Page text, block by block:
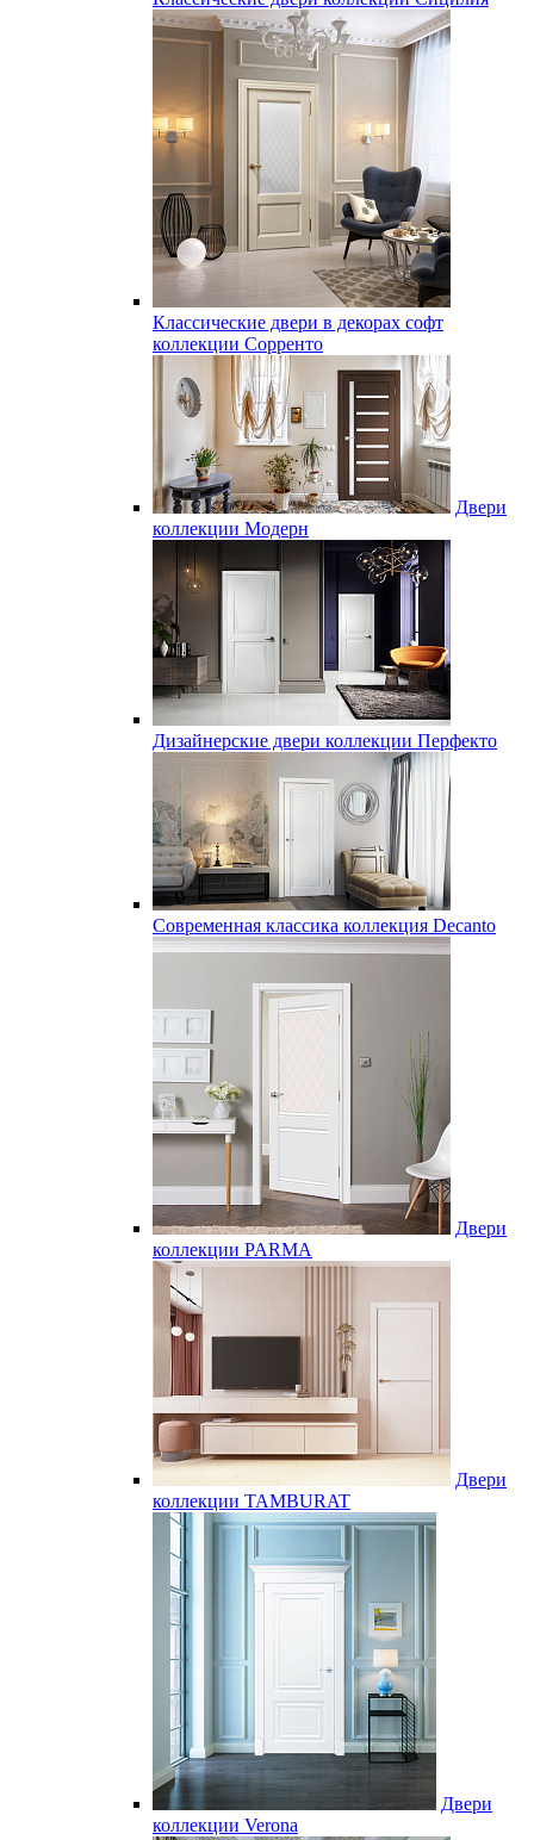
Классические двери в декорах софт
коллекции Сорренто
Двери
коллекции Модерн
Дизайнерские двери коллекции Перфекто
Современная классика коллекция Decanto
Двери
коллекции PARMA
Двери
коллекции TAMBURAT
Двери
коллекции Verona